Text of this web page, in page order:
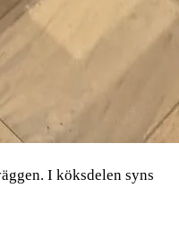
I köksdelen syns